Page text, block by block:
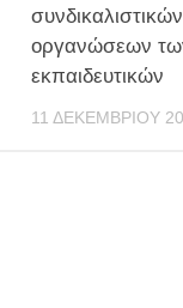
συνδικαλιστικών
οργανώσεων
εκπαιδευτικών
11 ΔΕΚΕΜΒΡΊΟΥ